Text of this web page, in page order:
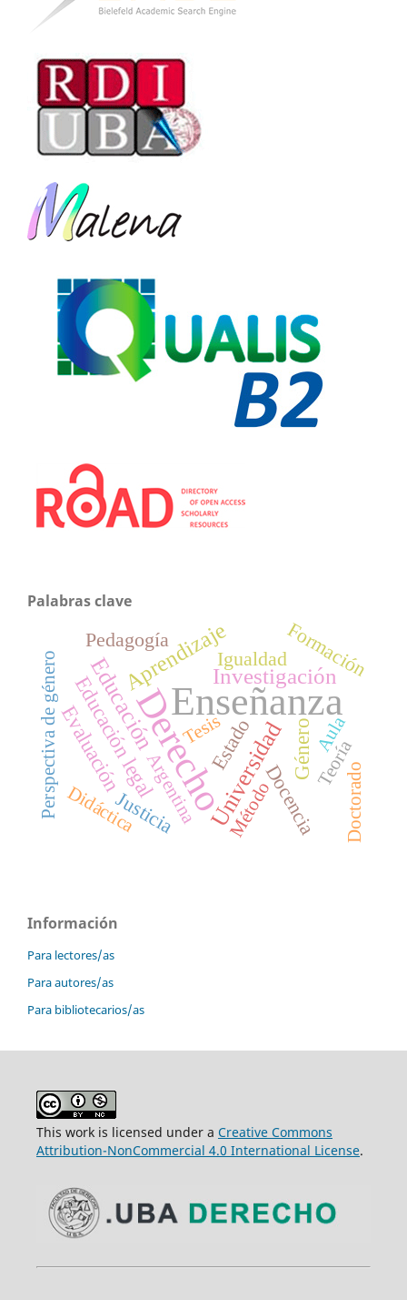
Palabras clave
Enseñanza
Derecho
Educación
Universidad
Investigación
Aprendizaje
Educación legal Género
Evaluación
Formación
Estado
Docencia
Pedagogía
Justicia
Igualdad
Perspectiva de género Tesis
Didáctica
TeoríaDoctorado
Argentina
Aula
Método
Información
Para lectores/as
Para autores/as
Para bibliotecarios/as
This work is licensed under a Creative Commons
Attribution-NonCommercial 4.0 International License.